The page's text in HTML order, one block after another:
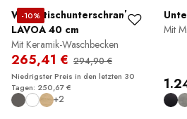
-10%
Waschtischunterschrank
LAVOA 40 cm
Mit Keramik-Waschbecken
265,41 € 294,90 €
Niedrigster Preis in den letzten 30
Tagen: 250,67 €
+2
Mit